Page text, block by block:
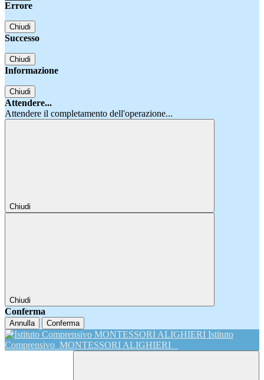
Errore
Chiudi
Successo
Chiudi
Informazione
Chiudi
Attendere...
Attendere il completamento dell'operazione...
Chiudi
Chiudi
Conferma
Annulla Conferma
Istituto
Comprensivo MONTESSORI ALIGHIERI